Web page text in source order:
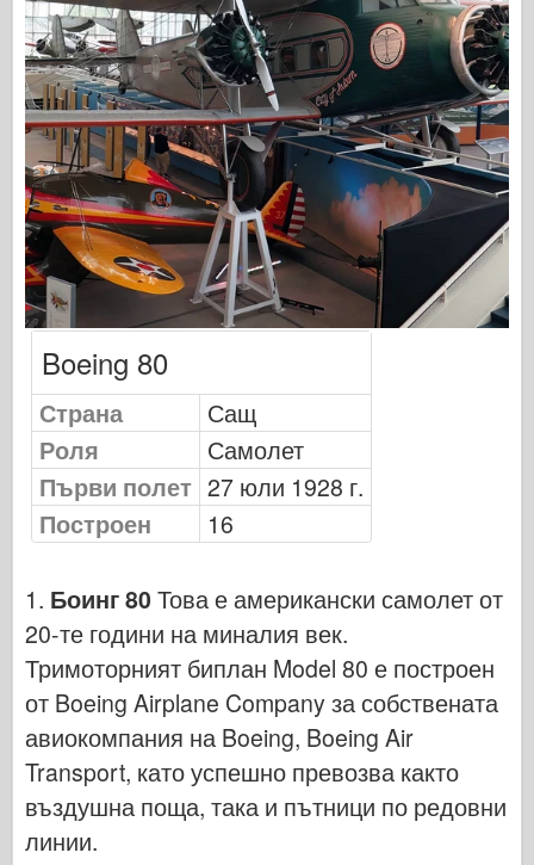
Орел рибар Публикуване
Сигнал за ескадрила
Танкова мощност
Камиони и танкове
Вафен-Арсенал
Уидавникдва милитария
Темето
Академия
Модели на асото
Airfix
Военновъздушни сили
Черно куче
Bronco
Кибер-хоби
Днепромодел
Дракон
Boeing 80
Страна
Сащ
Роля
Самолет
Първи полет 27 юли 1928 г.
Построен
16
1. Боинг 80 Това е американски самолет от
20-те години на миналия век.
Тримоторният биплан Model 80 е построен
от Boeing Airplane Company за собствената
авиокомпания на Boeing, Boeing Air
Transport, като успешно превозва както
въздушна поща, така и пътници по редовни
линии.